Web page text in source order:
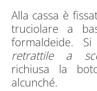
Alla cassa è
truciolare a
formaldeide.
retrattile a
richiusa la
alcunché.